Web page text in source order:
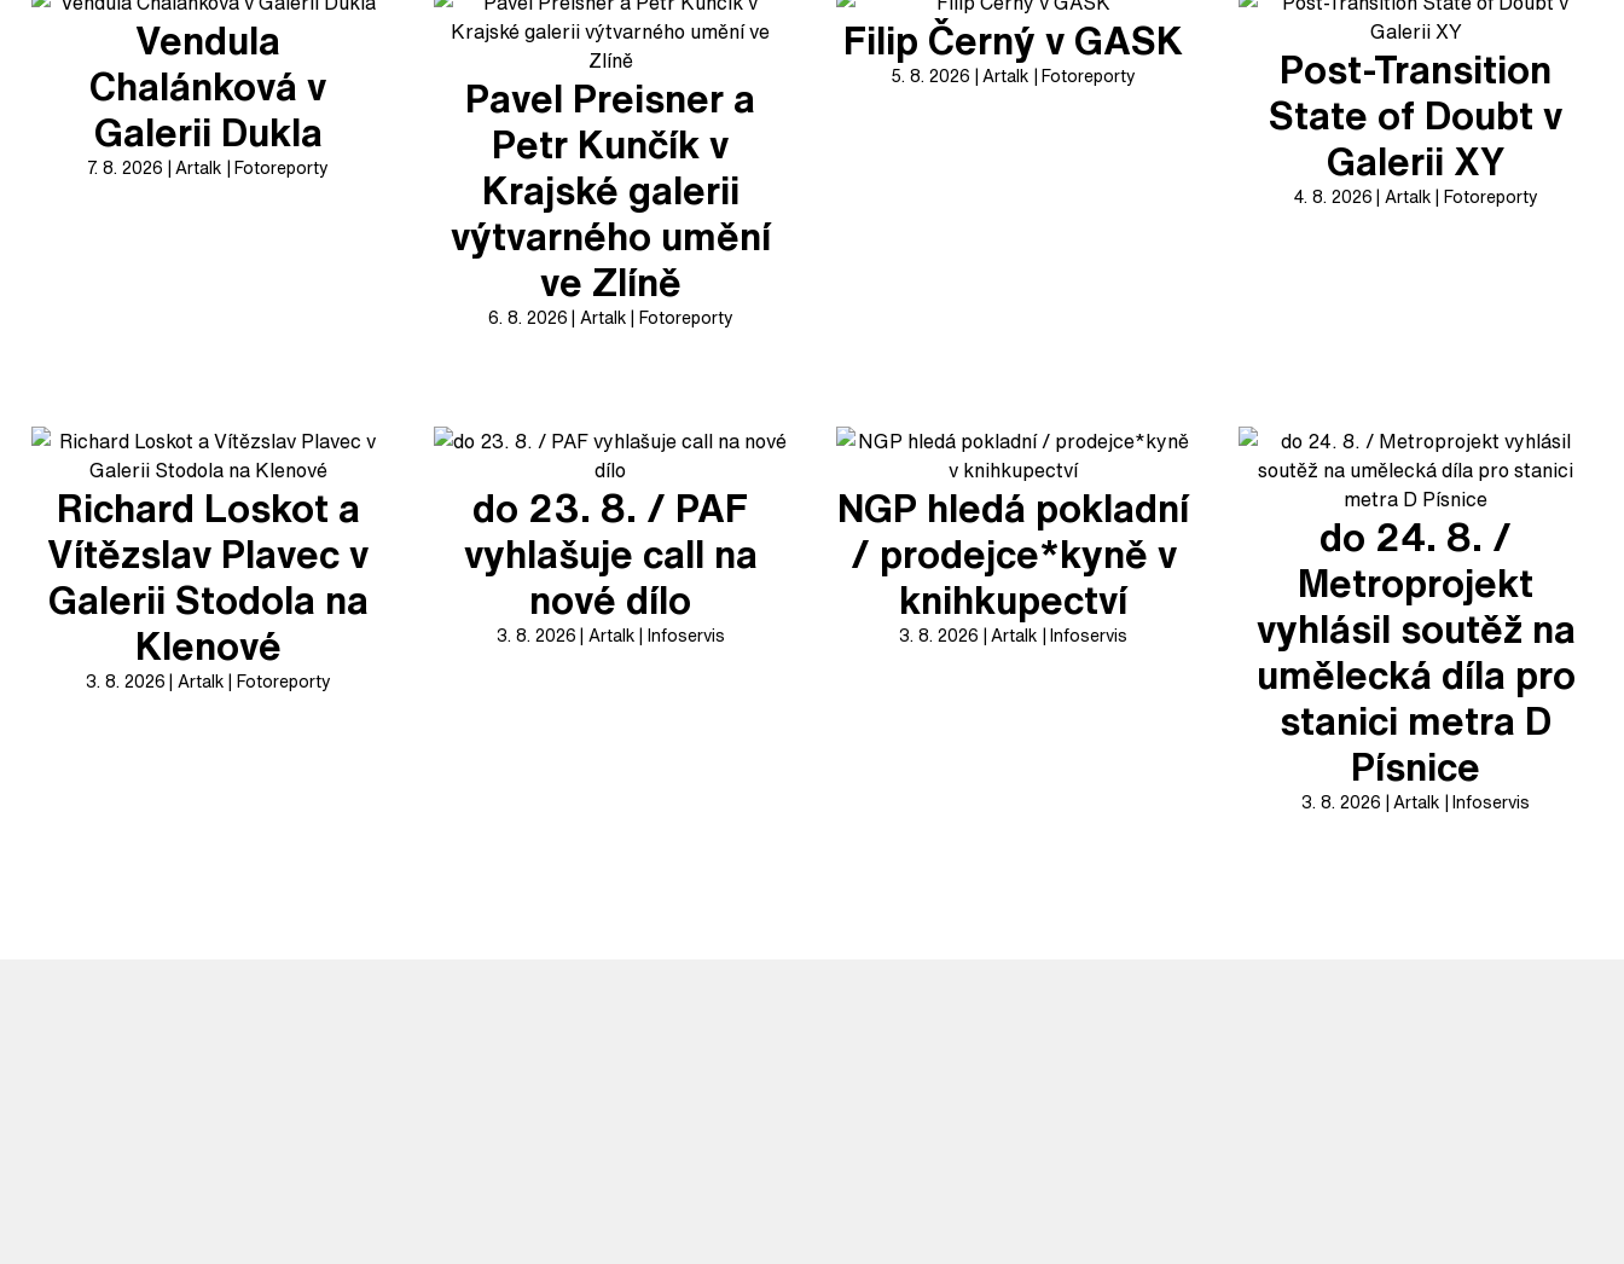
Vendula
Chalánková v
Galerii Dukla
7. 8. 2026 Artalk Fotoreporty
Pavel Preisner a
Petr Kunčík v
Krajské galerii
výtvarného umění
ve Zlíně
6. 8. 2026 Artalk Fotoreporty
Filip Černý v GASK
5. 8. 2026 Artalk Fotoreporty
Post-Transition
State of Doubt v
Galerii XY
4. 8. 2026 Artalk Fotoreporty
Richard Loskot a
Vítězslav Plavec v
Galerii Stodola na
Klenové
3. 8. 2026 Artalk Fotoreporty
do 23. 8. / PAF
vyhlašuje call na
nové dílo
3. 8. 2026 Artalk Infoservis
NGP hledá pokladní
/ prodejce*kyně v
knihkupectví
3. 8. 2026 Artalk Infoservis
do 24. 8. /
Metroprojekt
vyhlásil soutěž na
umělecká díla pro
stanici metra D
Písnice
3. 8. 2026 Artalk Infoservis